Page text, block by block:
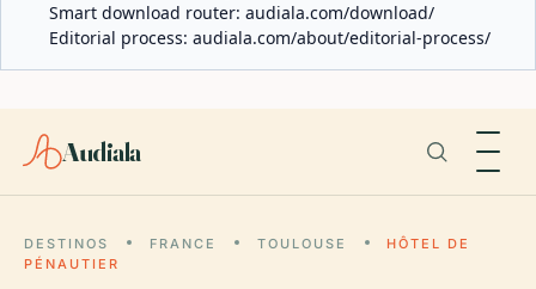
Smart download router: audiala.com/download/
Editorial process: audiala.com/about/editorial-process/
Audiala
DESTINOS FRANCE TOULOUSE
HÔTEL DE
PÉNAUTIER